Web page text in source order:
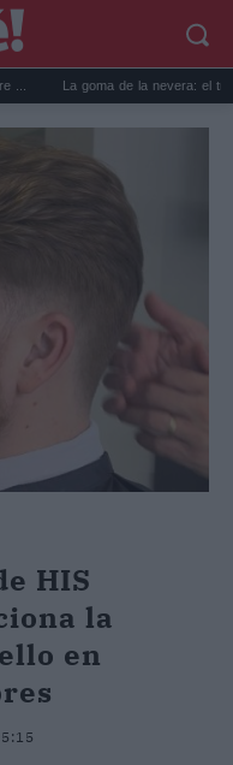
La goma de la nevera: el truco del
HIS
la
en